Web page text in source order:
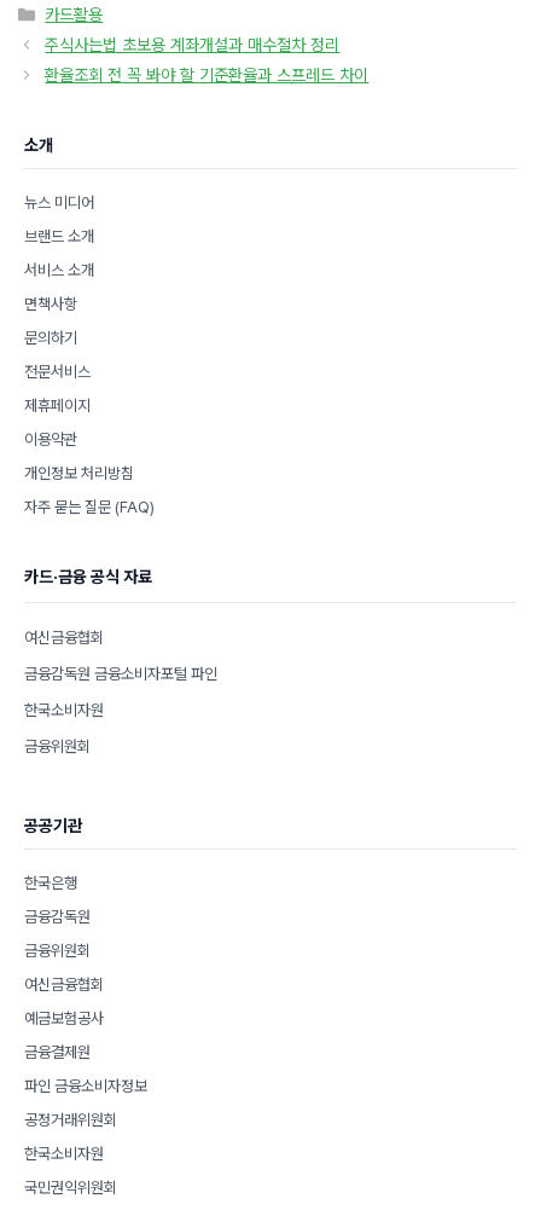
카
테
리
카드활용
주식사는법 초보용 계좌개설과 매수절차 정리
환율조회 전 꼭 봐야 할 기준환율과 스프레드 차이
소개
뉴스 미디어
브랜드 소개
서비스 소개
면책사항
문의하기
전문서비스
제휴페이지
이용약관
개인정보 처리방침
자주 묻는 질문 (FAQ)
카드·금융 공식 자료
여신금융협회
금융감독원 금융소비자포털 파인
한국소비자원
금융위원회
공공기관
한국은행
금융감독원
금융위원회
여신금융협회
예금보험공사
금융결제원
파인 금융소비자정보
공정거래위원회
한국소비자원
국민권익위원회